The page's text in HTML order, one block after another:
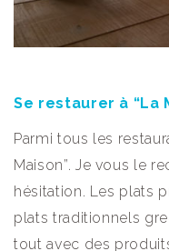
Se restaurer à “La
Parmi tous les
Maison”. Je vous le
hésitation. Les plats
plats traditionnels
tout avec des